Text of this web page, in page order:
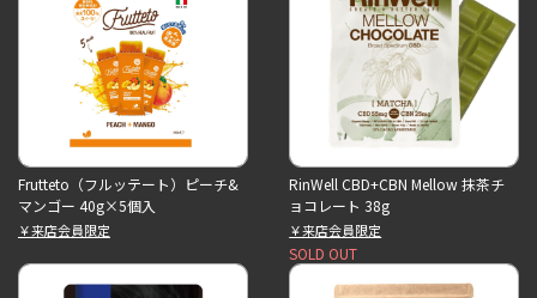
Frutteto（フルッテート）ピーチ&
マンゴー 40g×5個入
￥来店会員限定
RinWell CBD+CBN Mellow 抹茶チ
ョコレート 38g
￥来店会員限定
SOLD OUT